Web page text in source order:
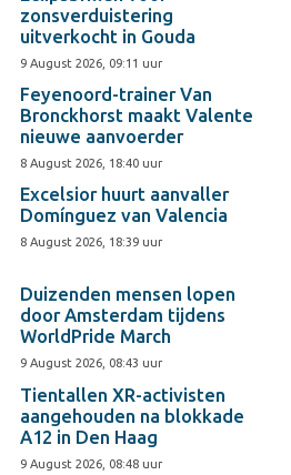
zonsverduistering
uitverkocht in Gouda
9 August 2026, 09:11 uur
Feyenoord-trainer Van
Bronckhorst maakt Valente
nieuwe aanvoerder
8 August 2026, 18:40 uur
Excelsior huurt aanvaller
Domínguez van Valencia
8 August 2026, 18:39 uur
Duizenden mensen lopen
door Amsterdam tijdens
WorldPride March
9 August 2026, 08:43 uur
Tientallen XR-activisten
aangehouden na blokkade
A12 in Den Haag
9 August 2026, 08:48 uur